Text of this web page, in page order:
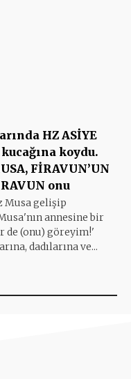
HZ ASİYE
koydu.
FİRAVUN’UN
onu
Musa gelişip
annesine bir
de (onu) göreyim!'
dadılarına ve...